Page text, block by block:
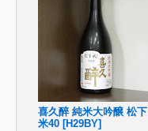
喜久醉 純米大吟醸 松下
米40 [H29BY]